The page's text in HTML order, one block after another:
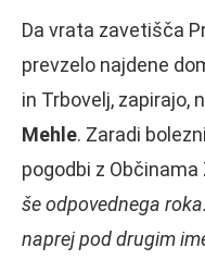
Da vrata zavetišča
prevzelo najdene
in Trbovelj, zapirajo,
Mehle. Zaradi
pogodbi z
še odpovednega
naprej pod drugim